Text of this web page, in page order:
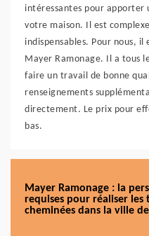
intéressantes pour apporter
votre maison. Il est
indispensables. Pour nous, il
Mayer Ramonage. Il a tous
faire un travail de bonne
renseignements
directement. Le prix pour
bas.
Mayer Ramonage : la
requises pour réaliser les
cheminées dans la ville